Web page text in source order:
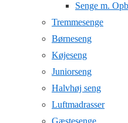
Senge m.
Tremmesenge
Børneseng
Køjeseng
Juniorseng
Halvhøj seng
Luftmadrasser
Gæstesenge